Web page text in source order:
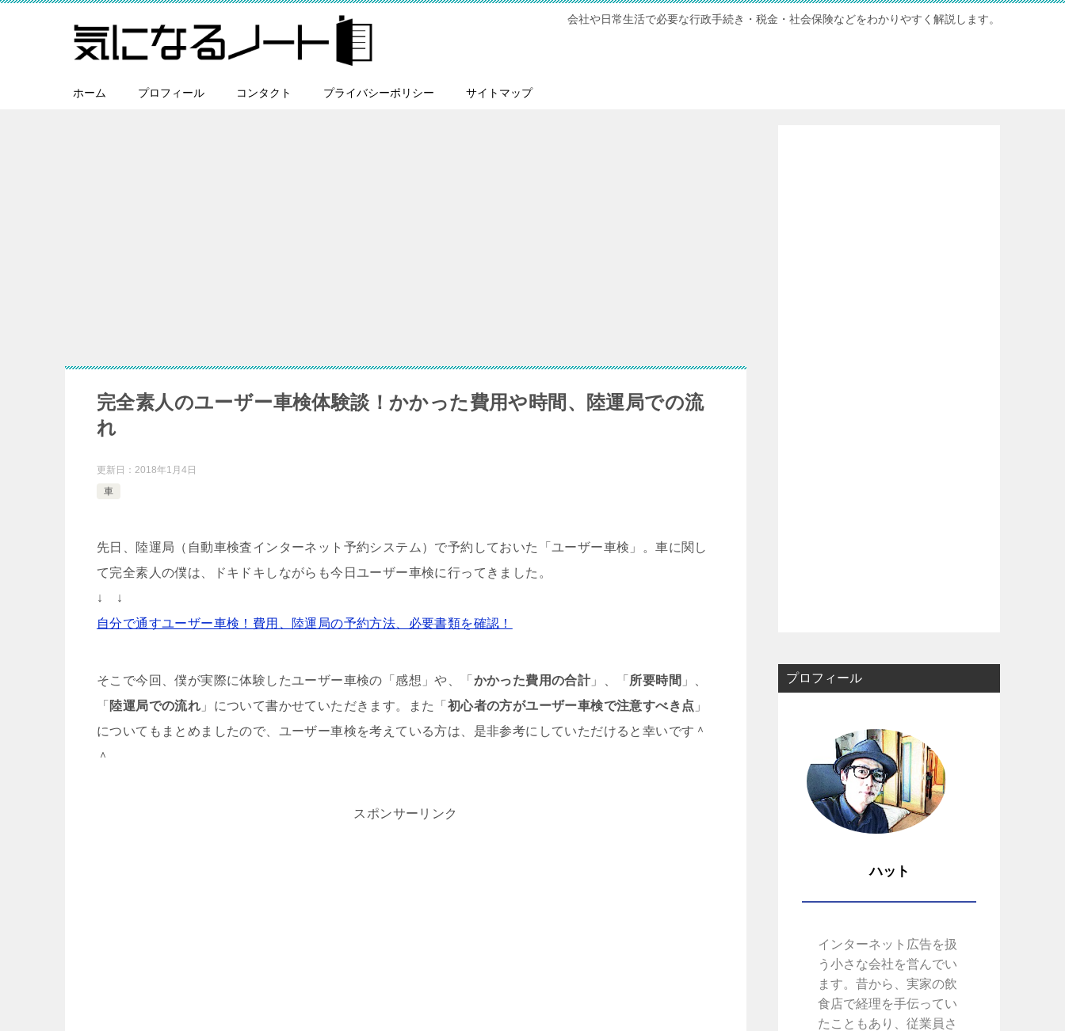
会社や日常生活で必要な行政手続き・税金・社会保険などをわかりやすく解説します。
ホーム プロフィール コンタクト プライバシーポリシー サイトマップ
完全素人のユーザー車検体験談！かかった費用や時間、陸運局での流
れ
更新日： 2018年1月4日
車
先日、陸運局（自動車検査インターネット予約システム）で予約しておいた「ユーザー車検」。車に関し
て完全素人の僕は、ドキドキしながらも今日ユーザー車検に行ってきました。
↓ ↓
自分で通すユーザー車検！費用、陸運局の予約方法、必要書類を確認！
そこで今回、僕が実際に体験したユーザー車検の「感想」や、「 かかった費用の合計」、「 所要時間 」、
「 陸運局での流れ 」について書かせていただきます。また「 初心者の方がユーザー車検で注意すべき点 」
についてもまとめましたので、ユーザー車検を考えている方は、是非参考にしていただけると幸いです＾
＾
スポンサーリンク
プロフィール
ハット
インターネット広告を扱
う小さな会社を営んでい
ます。昔から、実家の飲
食店で経理を手伝ってい
たこともあり、従業員さ